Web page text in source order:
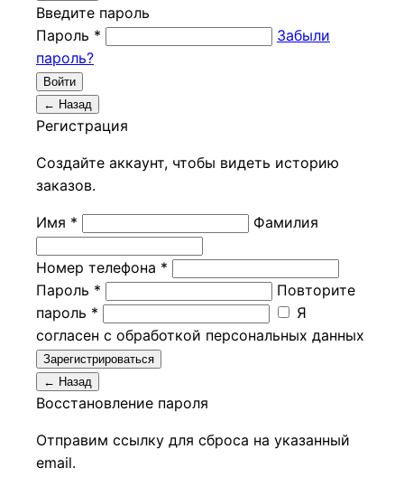
Введите пароль
Пароль *
Забыли
пароль?
Войти
← Назад
Регистрация
Создайте аккаунт, чтобы видеть историю
заказов.
Имя * Фамилия
Номер телефона *
Пароль *
Повторите
пароль *
Я
согласен с обработкой персональных данных
Зарегистрироваться
← Назад
Восстановление пароля
Отправим ссылку для сброса на указанный
email.